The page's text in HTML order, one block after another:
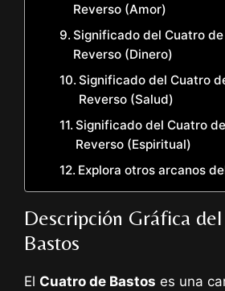
Reverso (Amor)
Significado del Cuatro
Reverso (Dinero)
Significado del Cuatro
Reverso (Salud)
Significado del Cuatro
Reverso (Espiritual)
Explora otros arcanos
Descripción Gráfica
Bastos
El Cuatro de Bastos es una